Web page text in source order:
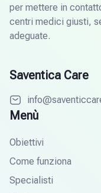
per mettere in
centri medici giusti,
adeguate.
Saventica Care
Menù
Obiettivi
Come funziona
Specialisti